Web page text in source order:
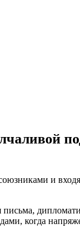
и
письма,
когда